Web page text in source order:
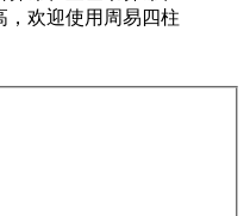
，欢迎使用周易四柱